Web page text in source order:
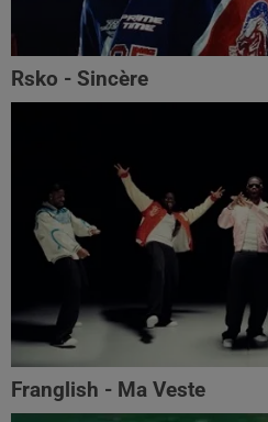
Rsko - Sincère
Franglish - Ma Veste